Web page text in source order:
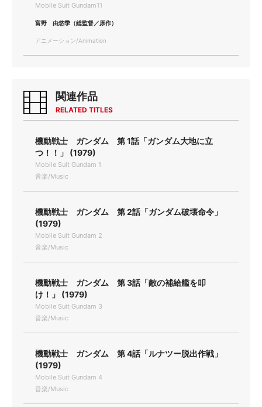
Mobile Suit Gundam11
富野 由悠季（総監督／原作）
アニメーション/Animation
関連作品
RELATED TITLES
機動戦士 ガンダム 第 1話「ガンダム大地に立
つ！！」 (1979)
Mobile Suit Gundam 1
音楽/Music
機動戦士 ガンダム 第 2話「ガンダム破壊命令」
(1979)
Mobile Suit Gundam 2
音楽/Music
機動戦士 ガンダム 第 3話「敵の補給艦を叩
け！」 (1979)
Mobile Suit Gundam 3
音楽/Music
機動戦士 ガンダム 第 4話「ルナツー脱出作戦」
(1979)
Mobile Suit Gundam 4
音楽/Music